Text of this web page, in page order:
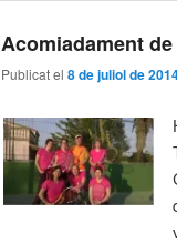
Acomiadament
Publicat el8 de juliol de